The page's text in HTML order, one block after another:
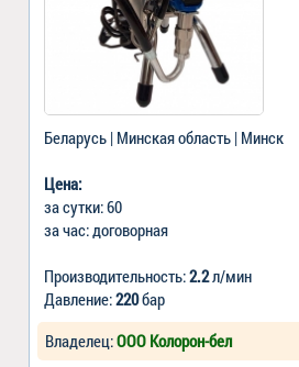
Беларусь | Минская область | Минск
Цена:
за сутки: 60
за час: договорная
Производительность:2.2л/мин
Давление:220бар
Владелец:ООО Колорон-бел